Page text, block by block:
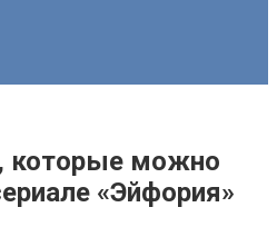
которые можно
«Эйфория»